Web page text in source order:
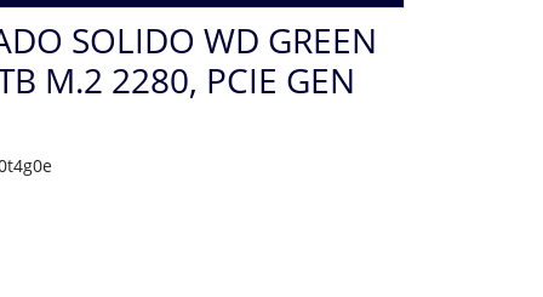
SOLIDO WD GREEN
M.2 2280, PCIE GEN